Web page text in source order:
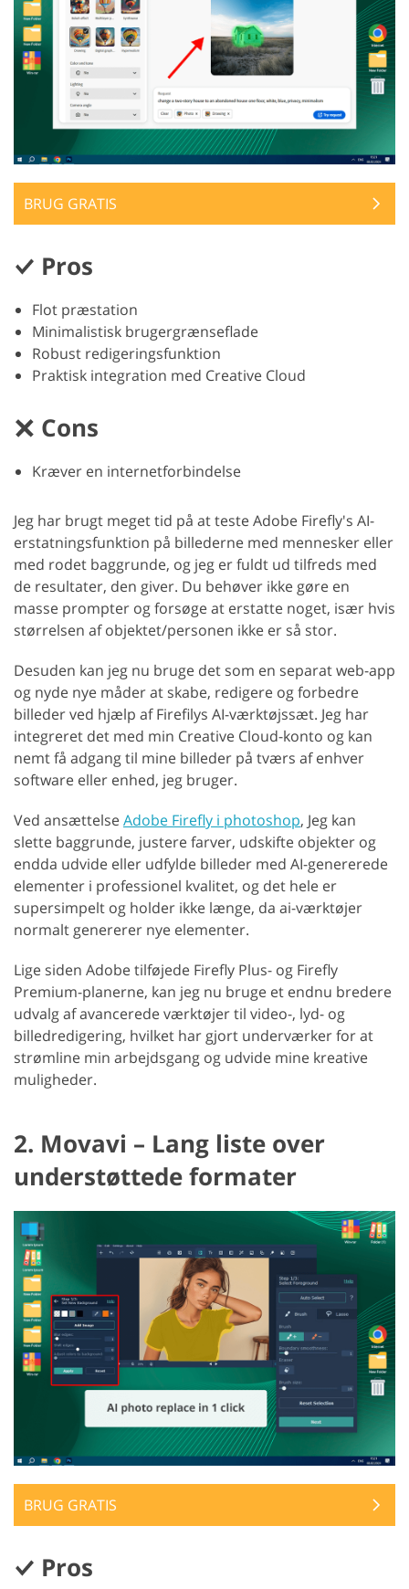
BRUG GRATIS
Pros
Flot præstation
Minimalistisk brugergrænseflade
Robust redigeringsfunktion
Praktisk integration med Creative Cloud
Cons
Kræver en internetforbindelse
Jeg har brugt meget tid på at teste Adobe Firefly's AI-
erstatningsfunktion på billederne med mennesker eller
med rodet baggrunde, og jeg er fuldt ud tilfreds med
de resultater, den giver. Du behøver ikke gøre en
masse prompter og forsøge at erstatte noget, især hvis
størrelsen af objektet/personen ikke er så stor.
Desuden kan jeg nu bruge det som en separat web-app
og nyde nye måder at skabe, redigere og forbedre
billeder ved hjælp af Firefilys AI-værktøjssæt. Jeg har
integreret det med min Creative Cloud-konto og kan
nemt få adgang til mine billeder på tværs af enhver
software eller enhed, jeg bruger.
Ved ansættelseAdobe Firefly i photoshop, Jeg kan
slette baggrunde, justere farver, udskifte objekter og
endda udvide eller udfylde billeder med AI-genererede
elementer i professionel kvalitet, og det hele er
supersimpelt og holder ikke længe, da ai-værktøjer
normalt genererer nye elementer.
Lige siden Adobe tilføjede Firefly Plus- og Firefly
Premium-planerne, kan jeg nu bruge et endnu bredere
udvalg af avancerede værktøjer til video-, lyd- og
billedredigering, hvilket har gjort underværker for at
strømline min arbejdsgang og udvide mine kreative
muligheder.
2. Movavi – Lang liste over
understøttede formater
BRUG GRATIS
Pros